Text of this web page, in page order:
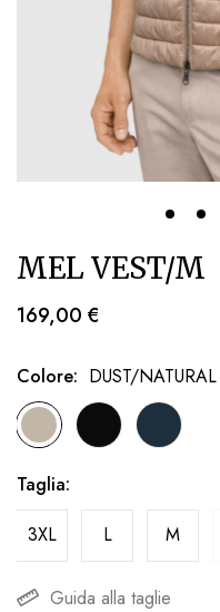
all'inizio
della
galleria
di
immagini
MEL VEST/M
169,00 €
Colore DUST/
Taglia
3XL
L M
Guida alla taglie